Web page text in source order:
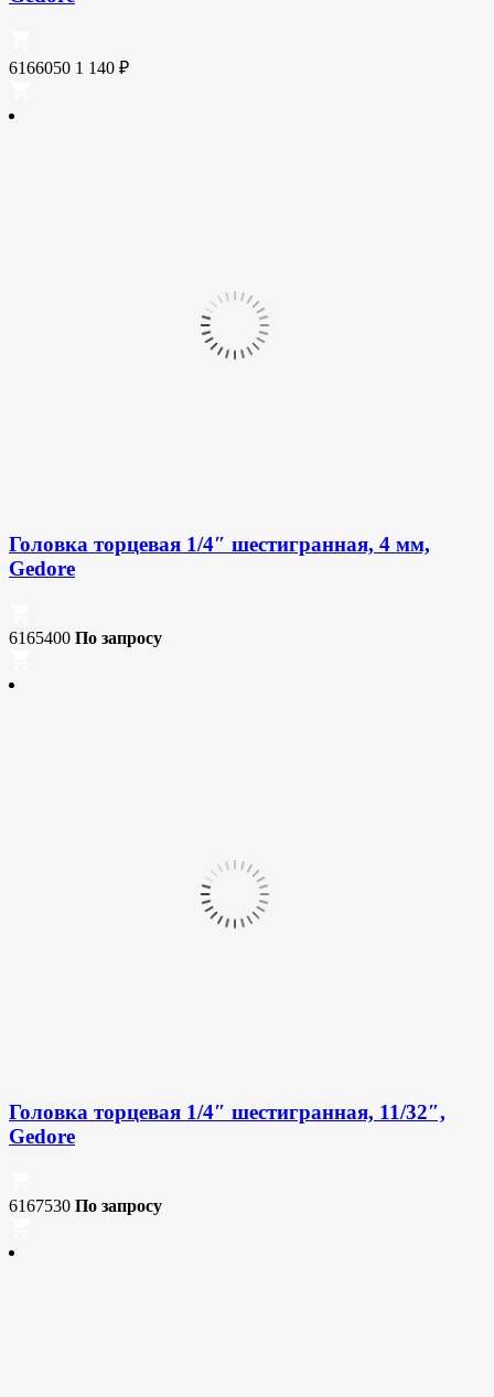
6166050 1 140 ₽
Головка торцевая 1/4″ шестигранная, 4 мм,
Gedore
6165400 По запросу
Головка торцевая 1/4″ шестигранная, 11/32″,
Gedore
6167530 По запросу